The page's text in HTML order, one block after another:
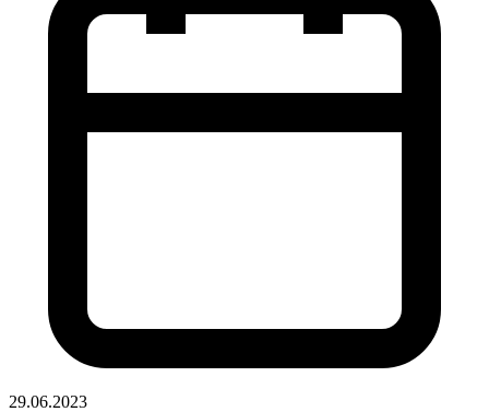
29.06.2023